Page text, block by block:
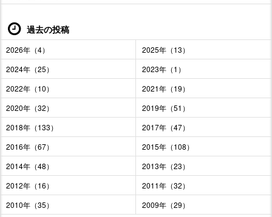
過去の投稿
2026年（4）
2025年（13）
2024年（25）
2023年（1）
2022年（10）
2021年（19）
2020年（32）
2019年（51）
2018年（133）
2017年（47）
2016年（67）
2015年（108）
2014年（48）
2013年（23）
2012年（16）
2011年（32）
2010年（35）
2009年（29）